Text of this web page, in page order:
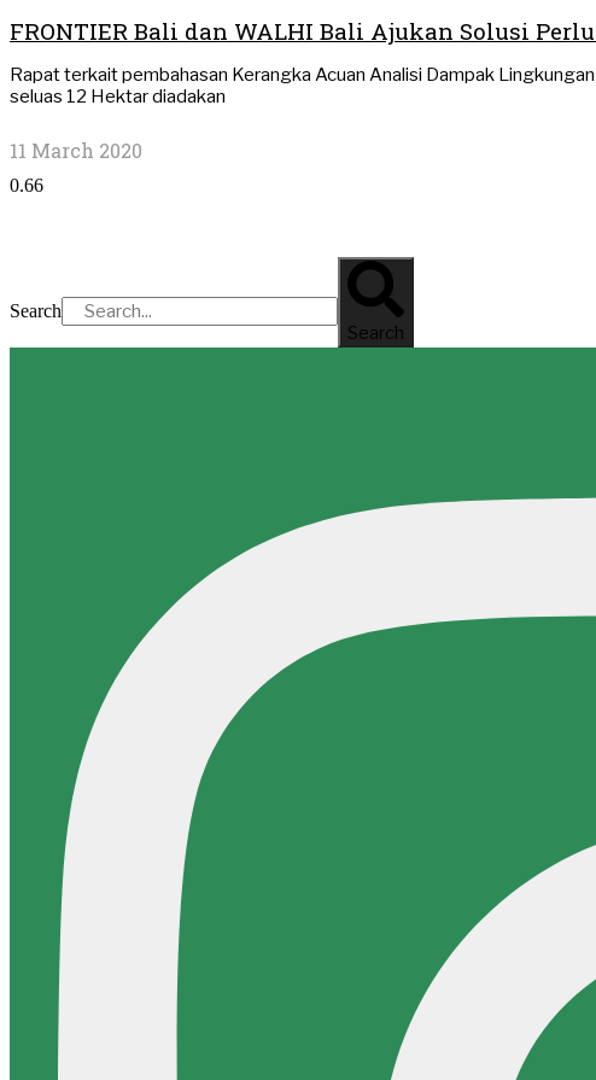
FRONTIER Bali dan WALHI Bali Ajukan Solusi
Rapat terkait pembahasan Kerangka Acuan Analisi Dampak
seluas 12 Hektar diadakan
11 March 2020
Search
Search